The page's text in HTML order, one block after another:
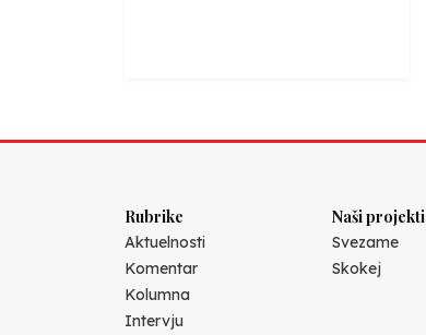
Rubrike
Aktuelnosti
Komentar
Kolumna
Intervju
Naši projekti
Svezame
Skokej